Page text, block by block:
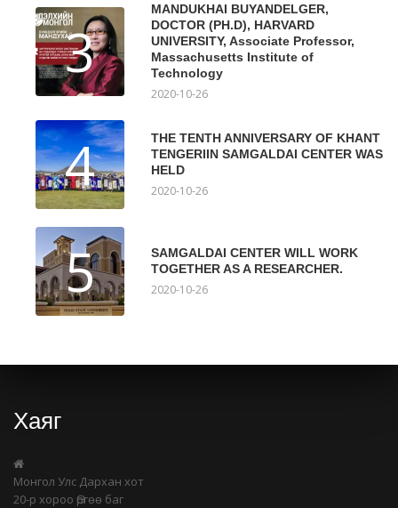
3
MANDUKHAI BUYANDELGER,
DOCTOR (PH.D), HARVARD
UNIVERSITY, Associate Professor,
Massachusetts Institute of
Technology
2020-10-26
4
THE TENTH ANNIVERSARY OF KHANT
TENGERIIN SAMGALDAI CENTER WAS
HELD
2020-10-26
5
SAMGALDAI CENTER WILL WORK
TOGETHER AS A RESEARCHER.
2020-10-26
Хаяг
Монгол Улс Дархан хот
20-р хороо Өргөө баг